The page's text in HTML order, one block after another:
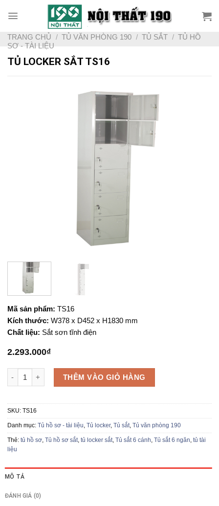
TRANG CHỦ / TỦ VĂN PHÒNG 190 / TỦ SẮT / TỦ HỒ
SƠ - TÀI LIỆU
TỦ LOCKER SẮT TS16
Mã sản phẩm: TS16
Kích thước: W378 x D452 x H1830 mm
Chất liệu: Sắt sơn tĩnh điện
2.293.000₫
Tủ locker sắt TS16 số lượng
THÊM VÀO GIỎ HÀNG
SKU: TS16
Danh mục: Tủ hồ sơ - tài liệu, Tủ locker, Tủ sắt, Tủ văn phòng 190
Thẻ: tủ hồ sơ, Tủ hồ sơ sắt, tủ locker sắt, Tủ sắt 6 cánh, Tủ sắt 6 ngăn, tủ tài
liệu
MÔ TẢ
ĐÁNH GIÁ (0)